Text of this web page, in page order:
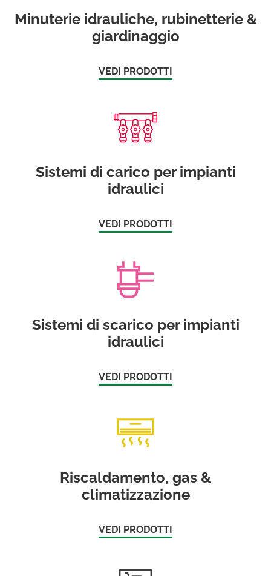
Minuterie idrauliche, rubinetterie &
giardinaggio
VEDI PRODOTTI
Sistemi di carico per impianti
idraulici
VEDI PRODOTTI
Sistemi di scarico per impianti
idraulici
VEDI PRODOTTI
Riscaldamento, gas &
climatizzazione
VEDI PRODOTTI